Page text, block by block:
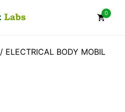
0
/ ELECTRICAL BODY MOBIL